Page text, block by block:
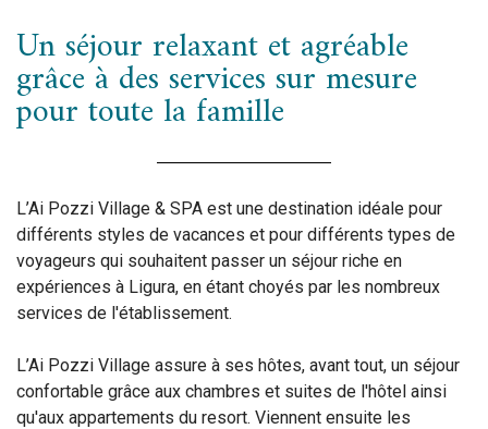
Un séjour relaxant et agréable
grâce à des services sur mesure
pour toute la famille
L’Ai Pozzi Village & SPA est une destination idéale pour
différents styles de vacances et pour différents types de
voyageurs qui souhaitent passer un séjour riche en
expériences à Ligura, en étant choyés par les nombreux
services de l'établissement.
L’Ai Pozzi Village assure à ses hôtes, avant tout, un séjour
confortable grâce aux chambres et suites de l'hôtel ainsi
qu'aux appartements du resort. Viennent ensuite les